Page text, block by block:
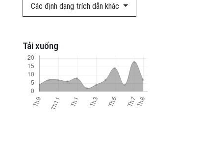
Các định dạng trích dẫn khác
Tải xuống